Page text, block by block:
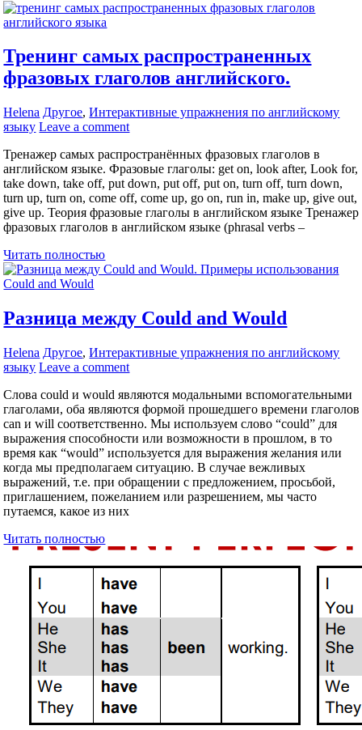
Тренинг самых распространенных
фразовых глаголов английского.
Helena Другое,Интерактивные упражнения по английскому
языку Leave a comment
Тренажер самых распространённых фразовых глаголов в
английском языке. Фразовые глаголы: get on, look after, Look for,
take down, take off, put down, put off, put on, turn off, turn down,
turn up, turn on, come off, come up, go on, run in, make up, give out,
give up. Теория фразовые глаголы в английском языке Тренажер
фразовых глаголов в английском языке (phrasal verbs –
Читать полностью
Разница между Could and Would
Helena Другое,Интерактивные упражнения по английскому
языку Leave a comment
Слова could и would являются модальными вспомогательными
глаголами, оба являются формой прошедшего времени глаголов
can и will соответственно. Мы используем слово “could” для
выражения способности или возможности в прошлом, в то
время как “would” используется для выражения желания или
когда мы предполагаем ситуацию. В случае вежливых
выражений, т.е. при обращении с предложением, просьбой,
приглашением, пожеланием или разрешением, мы часто
путаемся, какое из них
Читать полностью